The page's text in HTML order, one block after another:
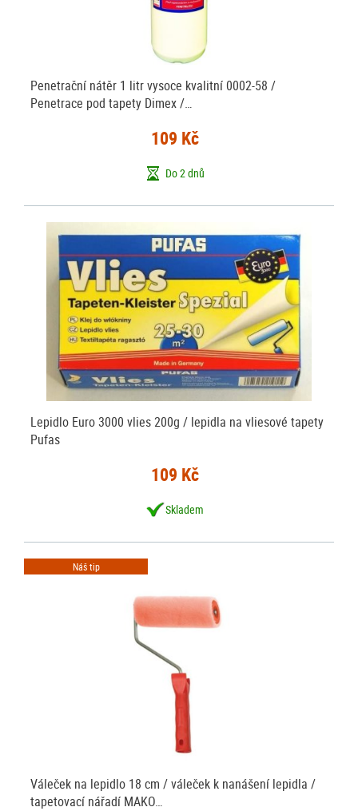
Penetrační nátěr 1 litr vysoce kvalitní 0002-58 /
Penetrace pod tapety Dimex /…
109 Kč
Do 2 dnů
Lepidlo Euro 3000 vlies 200g / lepidla na vliesové tapety
Pufas
109 Kč
Skladem
Náš tip
Váleček na lepidlo 18 cm / váleček k nanášení lepidla /
tapetovací nářadí MAKO…